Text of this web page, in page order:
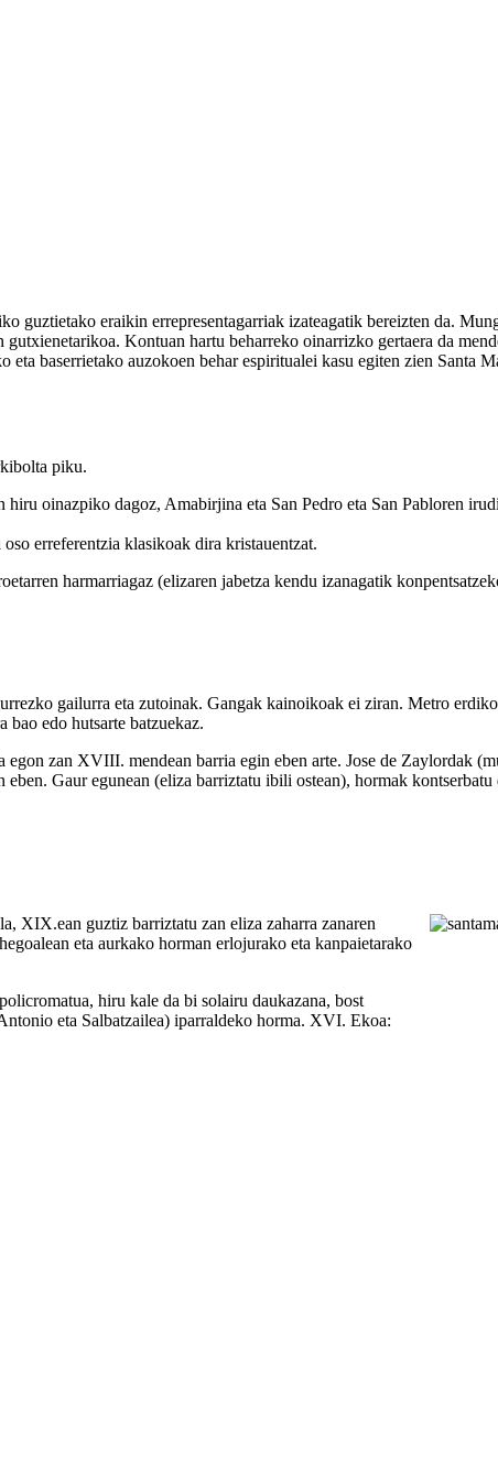
guztietako eraikin errepresentagarriak izateagatik bereizten da.
Kontuan hartu beharreko oinarrizko gertaera da
baserrietako auzokoen behar espiritualei kasu egiten zien Santa
piku.
oinazpiko dagoz, Amabirjina eta San Pedro eta San Pabloren
erreferentzia klasikoak dira kristauentzat.
harmarriagaz (elizaren jabetza kendu izanagatik
gailurra eta zutoinak. Gangak kainoikoak ei ziran. Metro
edo hutsarte batzuekaz.
zan XVIII. mendean barria egin eben arte. Jose de Zaylordak
Gaur egunean (eliza barriztatu ibili ostean), hormak
XIX.ean guztiz barriztatu zan eliza zaharra zanaren
eta aurkako horman erlojurako eta kanpaietarako
hiru kale da bi solairu daukazana, bost
eta Salbatzailea) iparraldeko horma. XVI. Ekoa: